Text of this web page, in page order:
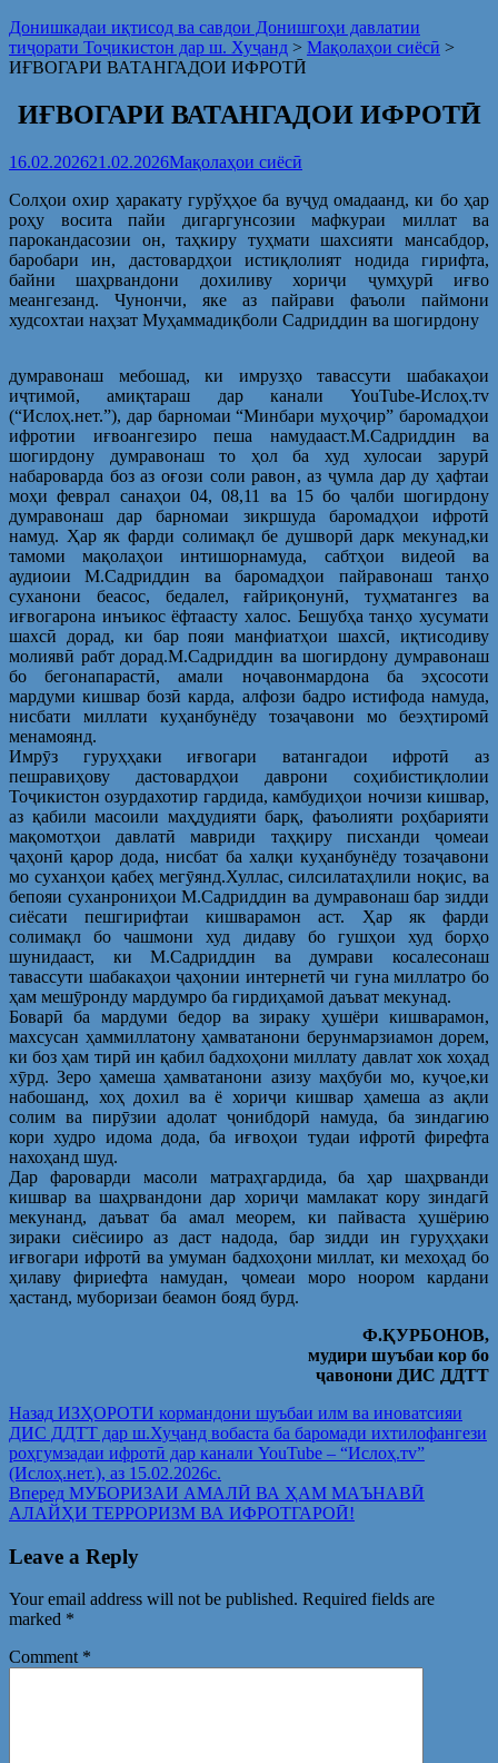
Донишкадаи иқтисод ва савдои Донишгоҳи давлатии
тиҷорати Тоҷикистон дар ш. Хуҷанд > Мақолаҳои сиёсӣ >
ИҒВОГАРИ ВАТАНГАДОИ ИФРОТӢ
ИҒВОГАРИ ВАТАНГАДОИ ИФРОТӢ
16.02.202621.02.2026Мақолаҳои сиёсӣ
Солҳои охир ҳаракату гурўҳҳое ба вуҷуд омадаанд, ки бо ҳар
роҳу восита пайи дигаргунсозии мафкураи миллат ва
парокандасозии он, таҳкиру туҳмати шахсияти мансабдор,
баробари ин, дастовардҳои истиқлолият нодида гирифта,
байни шаҳрвандони дохиливу хориҷи ҷумҳурӣ иғво
меангезанд. Чунончи, яке аз пайрави фаъоли паймони
худсохтаи наҳзат Муҳаммадиқболи Садриддин ва шогирдону
думравонаш мебошад, ки имрузҳо тавассути шабакаҳои
иҷтимоӣ, амиқтараш дар канали YouTube-Ислоҳ.тv
(“Ислоҳ.нет.”), дар барномаи “Минбари муҳоҷир” баромадҳои
ифротии иғвоангезиро пеша намудааст.М.Садриддин ва
шогирдону думравонаш то ҳол ба худ хулосаи зарурӣ
набароварда боз аз оғози соли равон, аз ҷумла дар ду ҳафтаи
моҳи феврал санаҳои 04, 08,11 ва 15 бо ҷалби шогирдону
думравонаш дар барномаи зикршуда баромадҳои ифротӣ
намуд. Ҳар як фарди солимақл бе душворӣ дарк мекунад,ки
тамоми мақолаҳои интишорнамуда, сабтҳои видеоӣ ва
аудиоии М.Садриддин ва баромадҳои пайравонаш танҳо
суханони беасос, бедалел, ғайриқонунӣ, туҳматангез ва
иғвогарона инъикос ёфтаасту халос. Бешубҳа танҳо хусумати
шахсӣ дорад, ки бар пояи манфиатҳои шахсӣ, иқтисодиву
молиявӣ рабт дорад.М.Садриддин ва шогирдону думравонаш
бо бегонапарастӣ, амали ноҷавонмардона ба эҳсосоти
мардуми кишвар бозӣ карда, алфози бадро истифода намуда,
нисбати миллати куҳанбунёду тозаҷавони мо беэҳтиромӣ
менамоянд.
Имрӯз гуруҳҳаки иғвогари ватангадои ифротӣ аз
пешравиҳову дастовардҳои даврони соҳибистиқлолии
Тоҷикистон озурдахотир гардида, камбудиҳои ночизи кишвар,
аз қабили масоили маҳдудияти барқ, фаъолияти роҳбарияти
мақомотҳои давлатӣ мавриди таҳқиру писханди ҷомеаи
ҷаҳонӣ қарор дода, нисбат ба халқи куҳанбунёду тозаҷавони
мо суханҳои қабеҳ мегӯянд.Хуллас, силсилатаҳлили ноқис, ва
бепояи суханрониҳои М.Садриддин ва думравонаш бар зидди
сиёсати пешгирифтаи кишварамон аст. Ҳар як фарди
солимақл бо чашмони худ дидаву бо гушҳои худ борҳо
шунидааст, ки М.Садриддин ва думрави косалесонаш
тавассути шабакаҳои ҷаҳонии интернетӣ чи гуна миллатро бо
ҳам мешӯронду мардумро ба гирдиҳамоӣ даъват мекунад.
Боварӣ ба мардуми бедор ва зираку ҳушёри кишварамон,
махсусан ҳаммиллатону ҳамватанони берунмарзиамон дорем,
ки боз ҳам тирӣ ин қабил бадхоҳони миллату давлат хок хоҳад
хӯрд. Зеро ҳамеша ҳамватанони азизу маҳбуби мо, куҷое,ки
набошанд, хоҳ дохил ва ё хориҷи кишвар ҳамеша аз ақли
солим ва пирӯзии адолат ҷонибдорӣ намуда, ба зиндагию
кори худро идома дода, ба иғвоҳои тудаи ифротӣ фирефта
нахоҳанд шуд.
Дар фароварди масоли матраҳгардида, ба ҳар шаҳрванди
кишвар ва шаҳрвандони дар хориҷи мамлакат кору зиндагӣ
мекунанд, даъват ба амал меорем, ки пайваста ҳушёрию
зираки сиёсииро аз даст надода, бар зидди ин гуруҳҳаки
иғвогари ифротӣ ва умуман бадхоҳони миллат, ки мехоҳад бо
ҳилаву фириефта намудан, ҷомеаи моро ноором кардани
ҳастанд, муборизаи беамон бояд бурд.
Ф.ҚУРБОНОВ,
мудири шуъбаи кор бо
ҷавонони ДИС ДДТТ
Post
navigation
Назад Предыдущая
запись:
ИЗҲОРОТИ кормандони шуъбаи илм ва иноватсияи
ДИС ДДТТ дар ш.Хуҷанд вобаста ба баромади ихтилофангези
роҳгумзадаи ифротӣ дар канали YouTube – “Ислоҳ.тv”
(Ислоҳ.нет.), аз 15.02.2026с.
Вперед Следующая
запись:
МУБОРИЗАИ АМАЛӢ ВА ҲАМ МАЪНАВӢ
АЛАЙҲИ ТЕРРОРИЗМ ВА ИФРОТГАРОӢ!
Leave a Reply
Your email address will not be published. Required fields are
marked *
Comment *